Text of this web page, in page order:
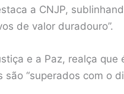
a CNJP,
de valor duradouro”.
e a Paz, realça que
“superados com o